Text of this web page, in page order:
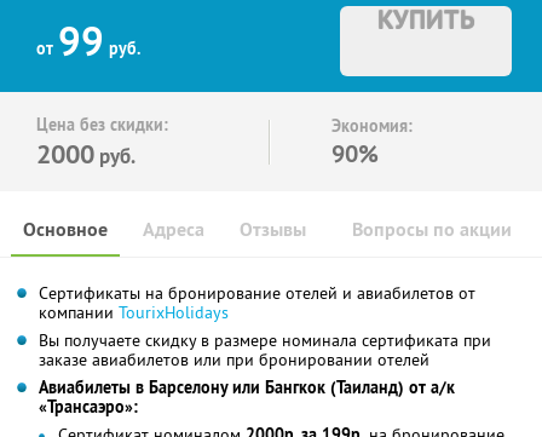
от 99 руб.
КУПИТЬ
Цена без скидки:
2000 руб.
Экономия:
90%
Основное Отзывы Вопросы по акции
Адреса
Сертификаты на бронирование отелей и авиабилетов от
компании TourixHolidays
Вы получаете скидку в размере номинала сертификата при
заказе авиабилетов или при бронировании отелей
Авиабилеты в Барселону или Бангкок (Таиланд) от а/к
«Трансаэро»: